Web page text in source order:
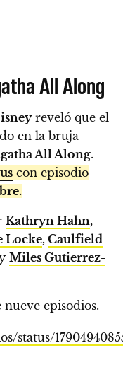
All Along
reveló que el
en la bruja
All Along.
con episodio
Kathryn Hahn,
Locke, Caulfield
Miles Gutierrez-
episodios.
status/